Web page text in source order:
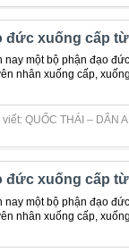
đức xuống cấp
nay một bộ phận đạo
nhân xuống cấp,
QUỐC THÁI – DÂN
đức xuống cấp
nay một bộ phận đạo
nhân xuống cấp,